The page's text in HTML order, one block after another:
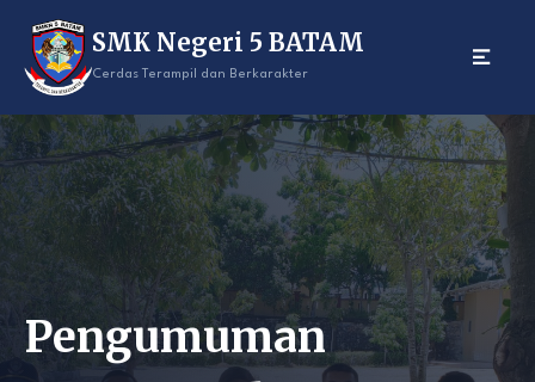
content
SMK Negeri 5 BATAM
Cerdas Terampil dan Berkarakter
Pengumuman